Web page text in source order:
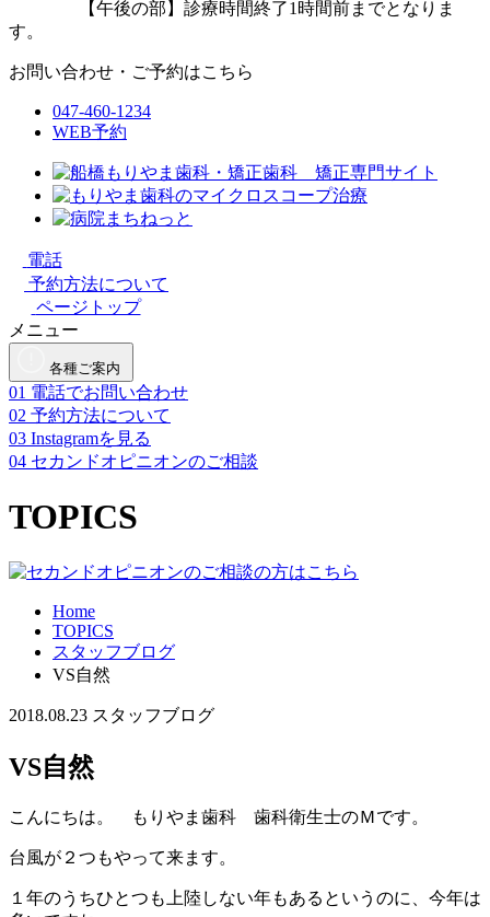
【午後の部】診療時間終了1時間前までとなりま
す。
お問い合わせ・ご予約はこちら
047-460-1234
WEB予約
電話
予約方法について
ページトップ
メニュー
各種ご案内
01 電話でお問い合わせ
02 予約方法について
03 Instagramを見る
04 セカンドオピニオンのご相談
TOPICS
Home
TOPICS
スタッフブログ
VS自然
2018.08.23 スタッフブログ
VS自然
こんにちは。 もりやま歯科 歯科衛生士のＭです。
台風が２つもやって来ます。
１年のうちひとつも上陸しない年もあるというのに、今年は